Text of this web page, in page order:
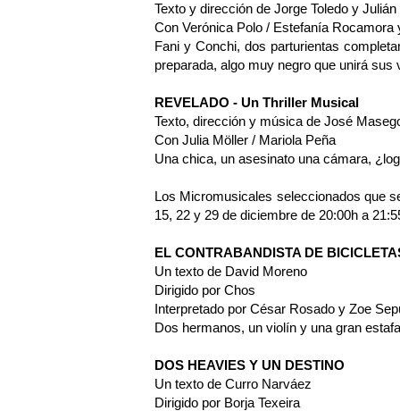
Texto y dirección de Jorge Toledo y Julián
Con Verónica Polo / Estefanía
Fani y Conchi, dos parturientas
preparada, algo muy negro que unirá sus
REVELADO - Un Thriller Musical
Texto, dirección y música de José
Con Julia Möller / Mariola Peña
Una chica, un asesinato una cámara,
Los Micromusicales seleccionados que
15, 22 y 29 de diciembre de 20:00h a
EL CONTRABANDISTA DE
Un texto de David Moreno
Dirigido por Chos
Interpretado por César Rosado y Zoe
Dos hermanos, un violín y una gran
DOS HEAVIES Y UN DESTINO
Un texto de Curro Narváez
Dirigido por Borja Texeira